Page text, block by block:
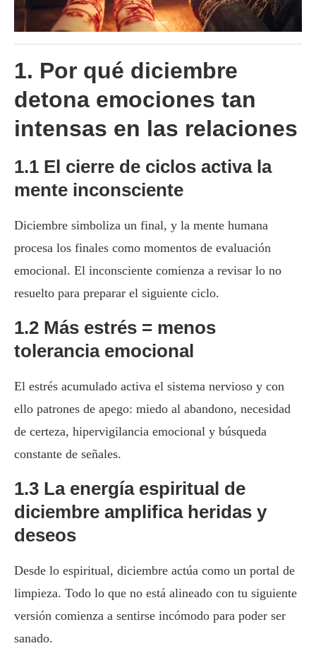
1. Por qué diciembre
detona emociones tan
intensas en las relaciones
1.1 El cierre de ciclos activa la
mente inconsciente
Diciembre simboliza un final, y la mente humana
procesa los finales como momentos de evaluación
emocional. El inconsciente comienza a revisar lo no
resuelto para preparar el siguiente ciclo.
1.2 Más estrés = menos
tolerancia emocional
El estrés acumulado activa el sistema nervioso y con
ello patrones de apego: miedo al abandono, necesidad
de certeza, hipervigilancia emocional y búsqueda
constante de señales.
1.3 La energía espiritual de
diciembre amplifica heridas y
deseos
Desde lo espiritual, diciembre actúa como un portal de
limpieza. Todo lo que no está alineado con tu siguiente
versión comienza a sentirse incómodo para poder ser
sanado.